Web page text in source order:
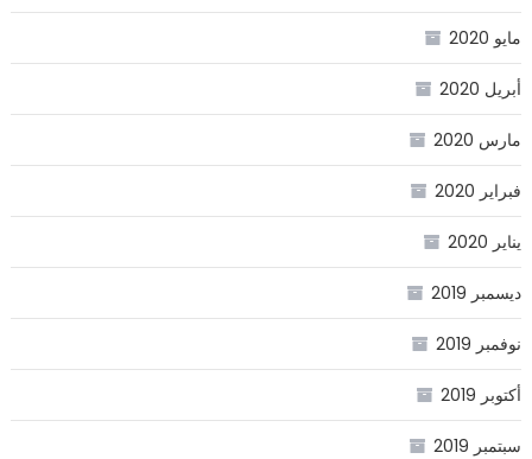
مايو 2020
أبريل 2020
مارس 2020
فبراير 2020
يناير 2020
ديسمبر 2019
نوفمبر 2019
أكتوبر 2019
سبتمبر 2019